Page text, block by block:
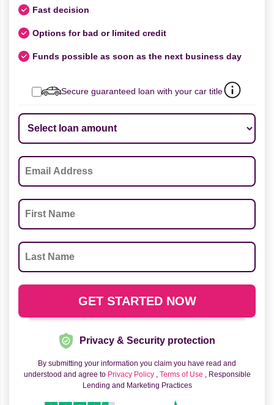
Fast decision
Options for bad or limited credit
Funds possible as soon as the next business day
Secure guaranteed loan with your car title
Privacy & Security protection
By submitting your information you claim you have read and
understood and agree to Privacy Policy , Terms of Use , Responsible
Lending and Marketing Practices